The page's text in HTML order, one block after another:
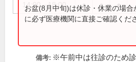
14:00～18:00 ● ● ●
お盆(8月中旬)は休診・休業の場
に必ず医療機関に直接ご確認くだ
備考: ※午前中は往診のため